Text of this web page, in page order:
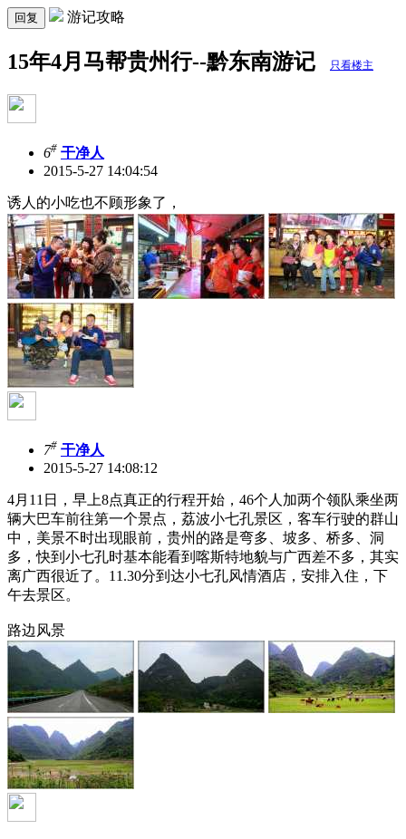
回复 游记攻略
15年4月马帮贵州行--黔东南游记 只看楼主
6# 干净人
2015-5-27 14:04:54
诱人的小吃也不顾形象了，
7# 干净人
2015-5-27 14:08:12
4月11日，早上8点真正的行程开始，46个人加两个领队乘坐两
辆大巴车前往第一个景点，荔波小七孔景区，客车行驶的群山
中，美景不时出现眼前，贵州的路是弯多、坡多、桥多、洞
多，快到小七孔时基本能看到喀斯特地貌与广西差不多，其实
离广西很近了。11.30分到达小七孔风情酒店，安排入住，下
午去景区。
路边风景